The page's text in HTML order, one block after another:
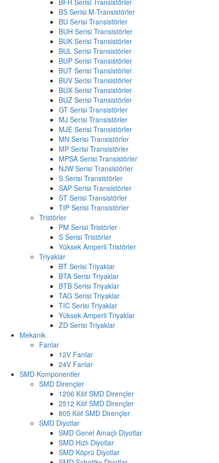
BS Serisi M-Transistörler
BU Serisi Transistörler
BUH Serisi Transistörler
BUK Serisi Transistörler
BUL Serisi Transistörler
BUP Serisi Transistörler
BUT Serisi Transistörler
BUV Serisi Transistörler
BUX Serisi Transistörler
BUZ Serisi Transistörler
GT Serisi Transistörler
MJ Serisi Transistörler
MJE Serisi Transistörler
MN Serisi Transistörler
MP Serisi Transistörler
MPSA Serisi Transistörler
NJW Serisi Transistörler
S Serisi Transistörler
SAP Serisi Transistörler
ST Serisi Transistörler
TIP Serisi Transistörler
Tristörler
PM Serisi Tristörler
S Serisi Tristörler
Yüksek Amperli Tristörler
Triyaklar
BT Serisi Triyaklar
BTA Serisi Triyaklar
BTB Serisi Triyaklar
TAG Serisi Triyaklar
TIC Serisi Triyaklar
Yüksek Amperli Triyaklar
ZD Serisi Triyaklar
Mekanik
Fanlar
12V Fanlar
24V Fanlar
SMD Komponentler
SMD Dirençler
1206 Kılıf SMD Dirençler
2512 Kılıf SMD Dirençler
805 Kılıf SMD Dirençler
SMD Diyotlar
SMD Genel Amaçlı Diyotlar
SMD Hızlı Diyotlar
SMD Köprü Diyotlar